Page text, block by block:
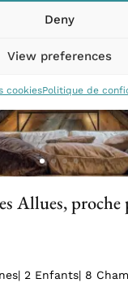
Deny
View preferences
cookiesPolitique de
Allues, proche
| 2 Enfants| 8